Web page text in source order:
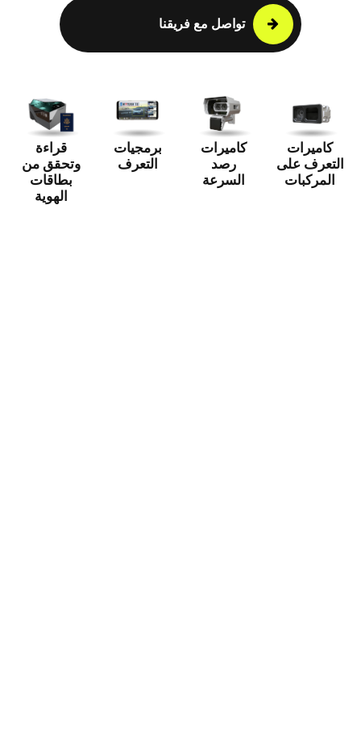
تواصل مع فريقنا
كاميرات
التعرف على
المركبات
كاميرات
رصد
السرعة
برمجيات
التعرف
قراءة
وتحقق من
بطاقات
الهوية